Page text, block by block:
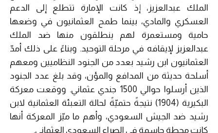
الملك عبدالعزيز، إذ كانت الإمارة تتطلع إلى الدعم
العسكري والمادي، بينما طمح العثمانيون في وضعها
حامية ومستعمرة لهم ينطلقون منها ضد الملك
عبدالعزيز لإيقافه في مرحلة التوحيد. وبناءً على ذلك أمدّ
العثمانيون ابن رشيد بعدد من الجنود النظاميين ومعهم
أسلحة حديثة من المدافع والمؤن، وقد بلغ عدد الجنود
الذين أرسلوا حوالي 1500 جندي عثماني. ووقعت معركة
البكيرية (1904) نتيجةً حتميّةً لحالة التعبئة العثمانية لابن
رشيد ضد الجيش السعودي، وأهم ما ميّز المعركة أنها
كانت محطة حاسمة في الصراع السعودي العثماني.